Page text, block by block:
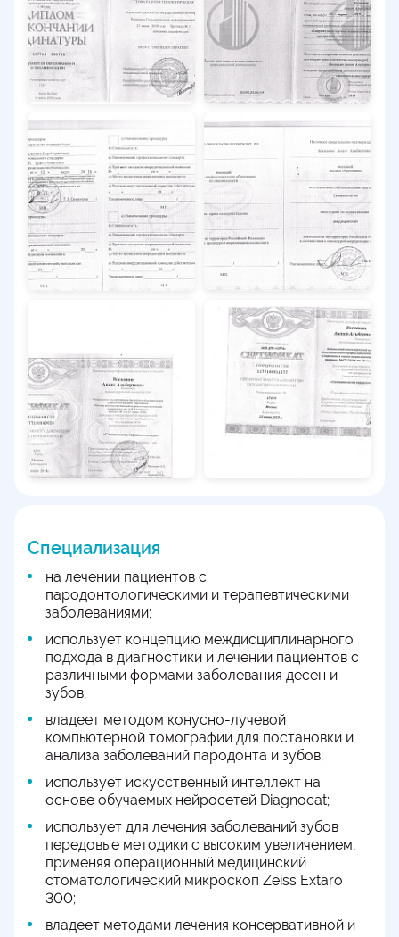
Специализация
на лечении пациентов с
пародонтологическими и терапевтическими
заболеваниями;
использует концепцию междисциплинарного
подхода в диагностики и лечении пациентов с
различными формами заболевания десен и
зубов;
владеет методом конусно-лучевой
компьютерной томографии для постановки и
анализа заболеваний пародонта и зубов;
использует искусственный интеллект на
основе обучаемых нейросетей Diagnocat;
использует для лечения заболеваний зубов
передовые методики с высоким увеличением,
применяя операционный медицинский
стоматологический микроскоп Zeiss Extаrо
300;
владеет методами лечения консервативной и